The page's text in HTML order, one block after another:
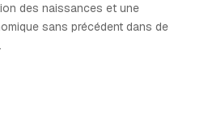
des naissances et une
sans précédent dans de